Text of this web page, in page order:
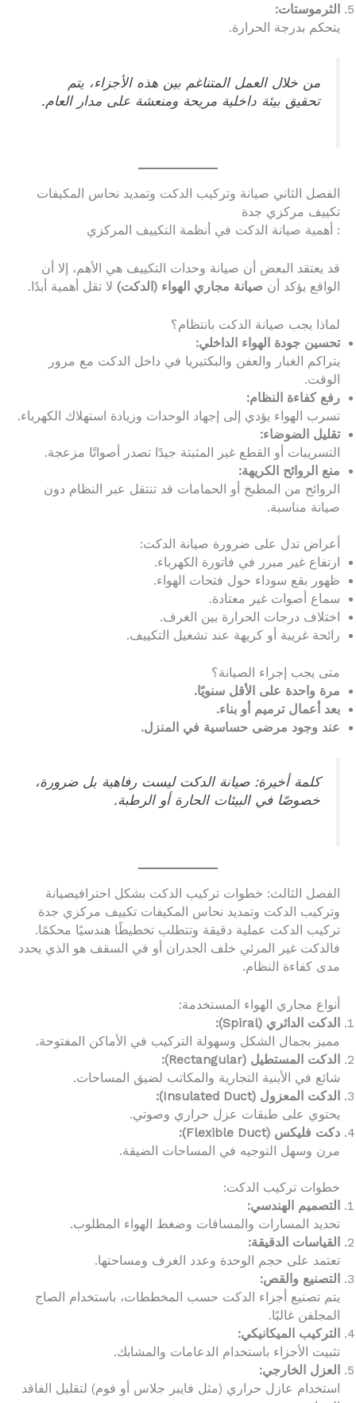
الثرموستات:
يتحكم بدرجة الحرارة.
من خلال العمل المتناغم بين هذه الأجزاء، يتم
تحقيق بيئة داخلية مريحة ومنعشة على مدار العام.
الفصل الثاني صيانة وتركيب الدكت وتمديد نحاس المكيفات
تكييف مركزي جدة
: أهمية صيانة الدكت في أنظمة التكييف المركزي
قد يعتقد البعض أن صيانة وحدات التكييف هي الأهم، إلا أن
الواقع يؤكد أن صيانة مجاري الهواء (الدكت) لا تقل أهمية أبدًا.
لماذا يجب صيانة الدكت بانتظام؟
تحسين جودة الهواء الداخلي:
يتراكم الغبار والعفن والبكتيريا في داخل الدكت مع مرور
الوقت.
رفع كفاءة النظام:
تسرب الهواء يؤدي إلى إجهاد الوحدات وزيادة استهلاك الكهرباء.
تقليل الضوضاء:
التسريبات أو القطع غير المثبتة جيدًا تصدر أصواتًا مزعجة.
منع الروائح الكريهة:
الروائح من المطبخ أو الحمامات قد تنتقل عبر النظام دون
صيانة مناسبة.
أعراض تدل على ضرورة صيانة الدكت:
ارتفاع غير مبرر في فاتورة الكهرباء.
ظهور بقع سوداء حول فتحات الهواء.
سماع أصوات غير معتادة.
اختلاف درجات الحرارة بين الغرف.
رائحة غريبة أو كريهة عند تشغيل التكييف.
متى يجب إجراء الصيانة؟
مرة واحدة على الأقل سنويًا.
بعد أعمال ترميم أو بناء.
عند وجود مرضى حساسية في المنزل.
كلمة أخيرة: صيانة الدكت ليست رفاهية بل ضرورة،
خصوصًا في البيئات الحارة أو الرطبة.
الفصل الثالث: خطوات تركيب الدكت بشكل احترافيصيانة
وتركيب الدكت وتمديد نحاس المكيفات تكييف مركزي جدة
تركيب الدكت عملية دقيقة وتتطلب تخطيطًا هندسيًا محكمًا.
فالدكت غير المرئي خلف الجدران أو في السقف هو الذي يحدد
مدى كفاءة النظام.
أنواع مجاري الهواء المستخدمة:
الدكت الدائري (Spiral):
مميز بجمال الشكل وسهولة التركيب في الأماكن المفتوحة.
الدكت المستطيل (Rectangular):
شائع في الأبنية التجارية والمكاتب لضيق المساحات.
الدكت المعزول (Insulated Duct):
يحتوي على طبقات عزل حراري وصوتي.
دكت فليكس (Flexible Duct):
مرن وسهل التوجيه في المساحات الضيقة.
خطوات تركيب الدكت:
التصميم الهندسي:
تحديد المسارات والمسافات وضغط الهواء المطلوب.
القياسات الدقيقة:
تعتمد على حجم الوحدة وعدد الغرف ومساحتها.
التصنيع والقص:
يتم تصنيع أجزاء الدكت حسب المخططات، باستخدام الصاج
المجلفن غالبًا.
التركيب الميكانيكي:
تثبيت الأجزاء باستخدام الدعامات والمشابك.
العزل الخارجي:
استخدام عازل حراري (مثل فايبر جلاس أو فوم) لتقليل الفاقد